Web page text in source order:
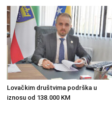
Lovačkim društvima podrška u
iznosu od 138.000 KM